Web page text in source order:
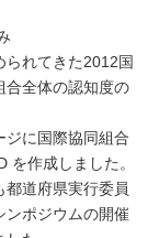
れてきた2012国
合全体の認知度の
に国際協同組合
を作成しました。
都道府県実行委員
ンポジウムの開催